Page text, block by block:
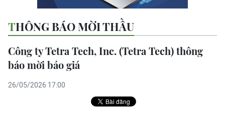
THÔNG BÁO MỜI THẦU
Công ty Tetra Tech, Inc. (Tetra Tech) thông
báo mời báo giá
26/05/2026 17:00